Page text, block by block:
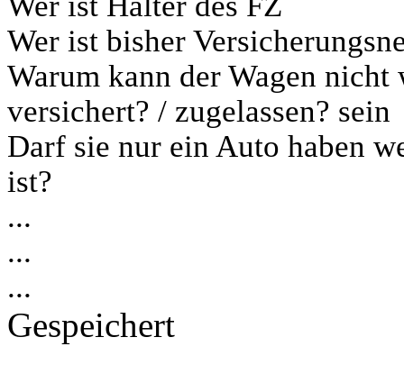
Wer ist bisher
Warum kann der Wagen
versichert? / zugelassen? sein
Darf sie nur ein Auto haben
ist?
...
...
...
Gespeichert